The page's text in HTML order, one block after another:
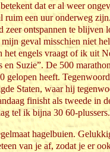
dat er al weer
een uur onderweg
ontspannen te blijven
geval misschien niet
engels vraagt of ik uit
Suzie”. De 500
heeft.
Staten, waar hij
finisht als tweede in
tel ik bijna 30 60-plussers.
hagelbuien.
van je af, zodat je er